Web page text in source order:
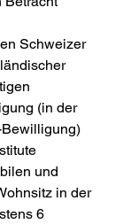
Schweizer
(in der
und
in der
6